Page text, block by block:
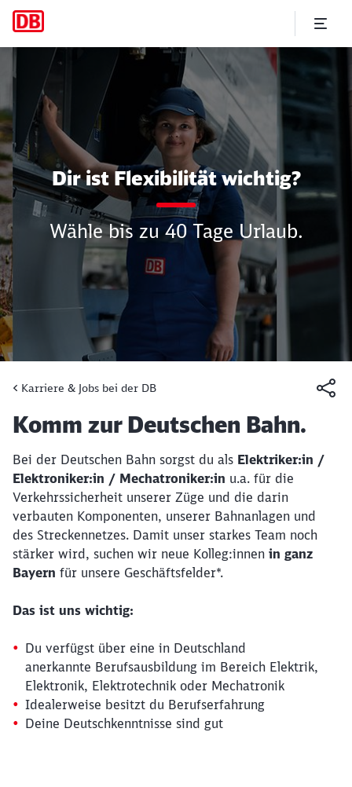
Komm zur Deutschen Bahn.
Dir ist Flexibilität wichtig?
Wähle bis zu 40 Tage Urlaub.
Karriere & Jobs bei der DB
Artikel:
Komm zur Deutschen Bahn.
Bei der Deutschen Bahn sorgst du als Elektriker:in /
Elektroniker:in / Mechatroniker:in u.a. für die
Verkehrssicherheit unserer Züge und die darin
verbauten Komponenten, unserer Bahnanlagen und
des Streckennetzes. Damit unser starkes Team noch
stärker wird, suchen wir neue Kolleg:innen in ganz
Bayern für unsere Geschäftsfelder*.
Das ist uns wichtig:
Du verfügst über eine in Deutschland
anerkannte Berufsausbildung im Bereich Elektrik,
Elektronik, Elektrotechnik oder Mechatronik
Idealerweise besitzt du Berufserfahrung
Deine Deutschkenntnisse sind gut